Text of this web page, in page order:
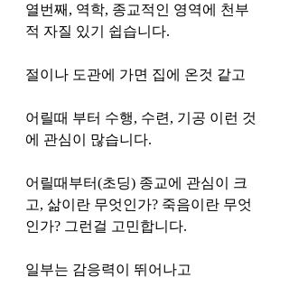
열번째, 역학, 종교적인 영역에 천부
적 자질 있기 쉽습니다.
절이나 도관에 가면 집에 온것 같고
어릴때 부터 수행, 수련, 기공 이런 것
에 관심이 많습니다.
어릴때부터(초딩) 종교에 관심이 크
고, 삶이란 무엇인가? 죽음이란 무엇
인가? 그런걸 고민합니다.
일부는 감응력이 뛰어나고